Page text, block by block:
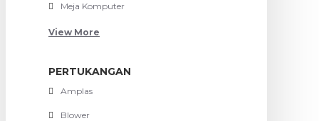
Meja Komputer
View More
PERTUKANGAN
Amplas
Blower